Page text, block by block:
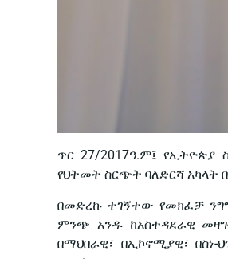
ጥር 27/2017ዓ.ም፤ የኢትዮጵያ
የህትመት ስርጭት ባለድርሻ አካላት
በመድረኩ ተገኝተው የመክፈቻ
ምንጭ አንዱ ከአስተዳደራዊ
በማህበራዊ፣ በኢኮኖሚያዊ፣